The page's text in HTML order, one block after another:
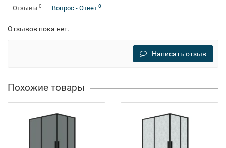
Отзывы 0 Вопрос - Ответ 0
Отзывов пока нет.
Написать отзыв
Похожие товары